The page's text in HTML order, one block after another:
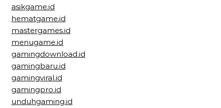
asikgame.id
hematgame.id
mastergames.id
menugame.id
gamingdownload.id
gamingbaru.id
gamingviral.id
gamingpro.id
unduhgaming.id